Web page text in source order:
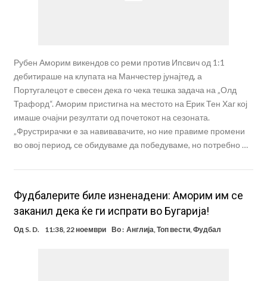
Рубен Аморим викендов со реми против Ипсвич од 1:1
дебитираше на клупата на Манчестер јунајтед, а
Португалецот е свесен дека го чека тешка задача на „Олд
Трафорд“. Аморим пристигна на местото на Ерик Тен Хаг кој
имаше очајни резултати од почетокот на сезоната.
„Фрустрирачки е за навивавачите, но ние правиме промени
во овој период, се обидуваме да победуваме, но потребно …
Фудбалерите биле изненадени: Аморим им се
заканил дека ќе ги испрати во Бугарија!
Од S. D. 11:38, 22 ноември Во : Англија,Топ вести,Фудбал